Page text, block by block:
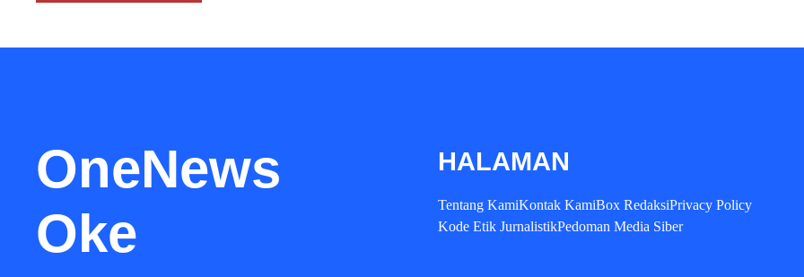
OneNews
Oke
HALAMAN
Tentang KamiKontak KamiBox RedaksiPrivacy Policy
Kode Etik JurnalistikPedoman Media Siber